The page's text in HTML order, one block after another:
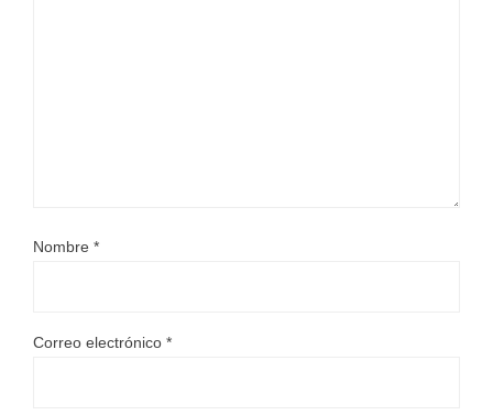
Nombre *
Correo electrónico *